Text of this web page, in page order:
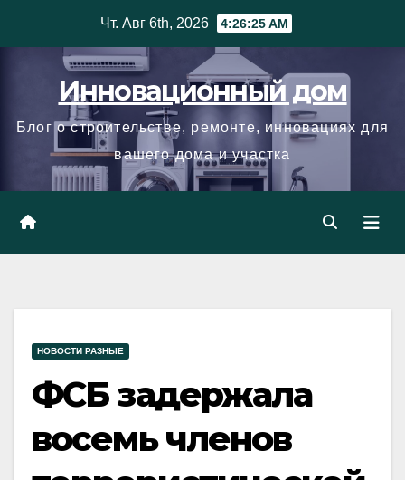
Чт. Авг 6th, 2026 4:26:26 AM
Инновационный дом
Блог о строительстве, ремонте, инновациях для
вашего дома и участка
НОВОСТИ РАЗНЫЕ
ФСБ задержала
восемь членов